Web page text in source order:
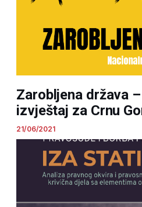
Zarobljena država
izvještaj za Crnu
21/06/2021